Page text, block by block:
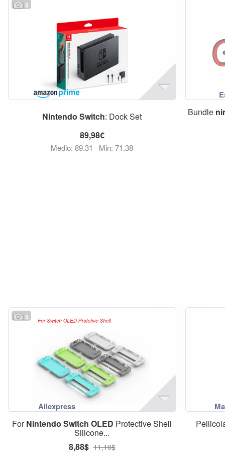
5
Nintendo Switch: Dock Set
89,98€
Medio: 89,31 Min: 71,38
Bundle
5
ForNintendo Switch OLED Protective Shell
Silicone...
8,88$ 11,10$